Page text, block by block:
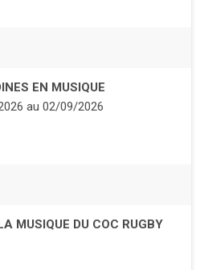
EN MUSIQUE
au 02/09/2026
MUSIQUE DU COC RUGBY